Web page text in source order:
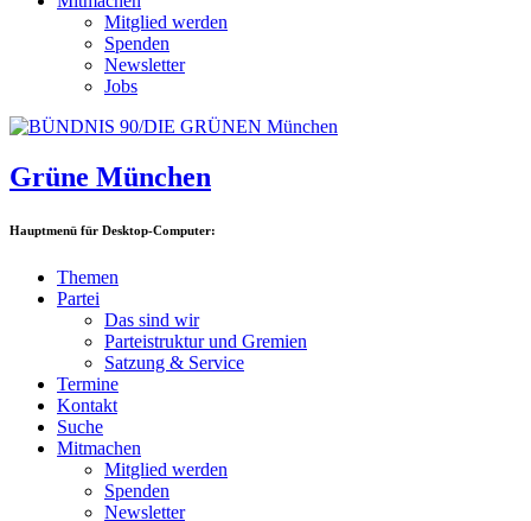
Mitglied werden
Spenden
Newsletter
Jobs
Grüne München
Hauptmenü für Desktop-Computer:
Themen
Partei
Das sind wir
Parteistruktur und Gremien
Satzung & Service
Termine
Kontakt
Suche
Mitmachen
Mitglied werden
Spenden
Newsletter